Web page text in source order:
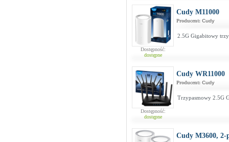
Dostępność:
dostępne
Cudy M11000
Producent: Cudy
2.5G Gigabitowy
Dostępność:
dostępne
Cudy WR11000
Producent: Cudy
Trzypasmowy 2.5G
Cudy M3600, 2-